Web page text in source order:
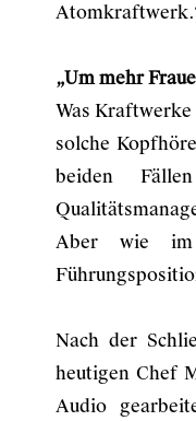
„Um mehr
Was
solche
beiden
Aber wie im
Nach der
heutigen Chef
Audio